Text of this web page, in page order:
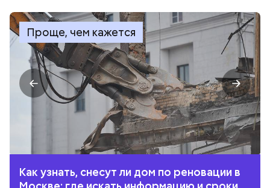
Проще, чем кажется
Как узнать, снесут ли дом по реновации в